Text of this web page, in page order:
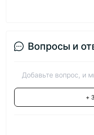
Вопросы и
Добавьте вопрос, и
+